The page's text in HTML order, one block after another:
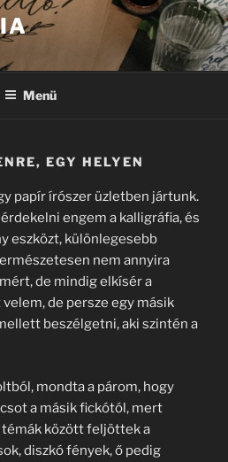
Menü
EGY HELYEN
papír írószer üzletben jártunk.
engem a kalligráfia, és
eszközt, különlegesebb
nem annyira
de mindig elkísér a
de persze egy másik
beszélgetni, aki szintén a
mondta a párom, hogy
a másik fickótól, mert
között feljöttek a
diszkó fények, ő pedig